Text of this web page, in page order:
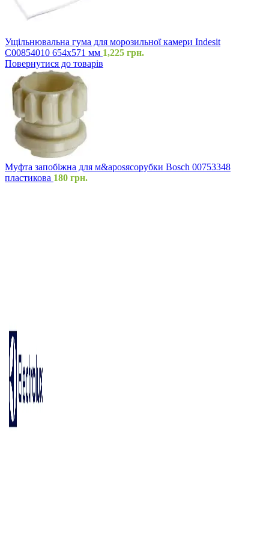
Ущільнювальна гума для морозильної камери Indesit
C00854010 654x571 мм 1,225 грн.
Повернутися до товарів
Муфта запобіжна для м&aposясорубки Bosch 00753348
пластикова 180 грн.